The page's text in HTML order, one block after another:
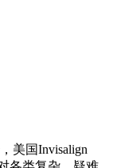
美国Invisalign